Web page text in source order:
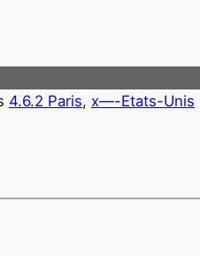
4.6.2 Paris, x—-Etats-Unis